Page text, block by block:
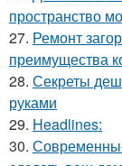
пространство
27. Ремонт
преимущества
28. Секреты
руками
29. Headlines:
30.